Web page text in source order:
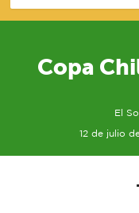
Copa
El
12 de julio